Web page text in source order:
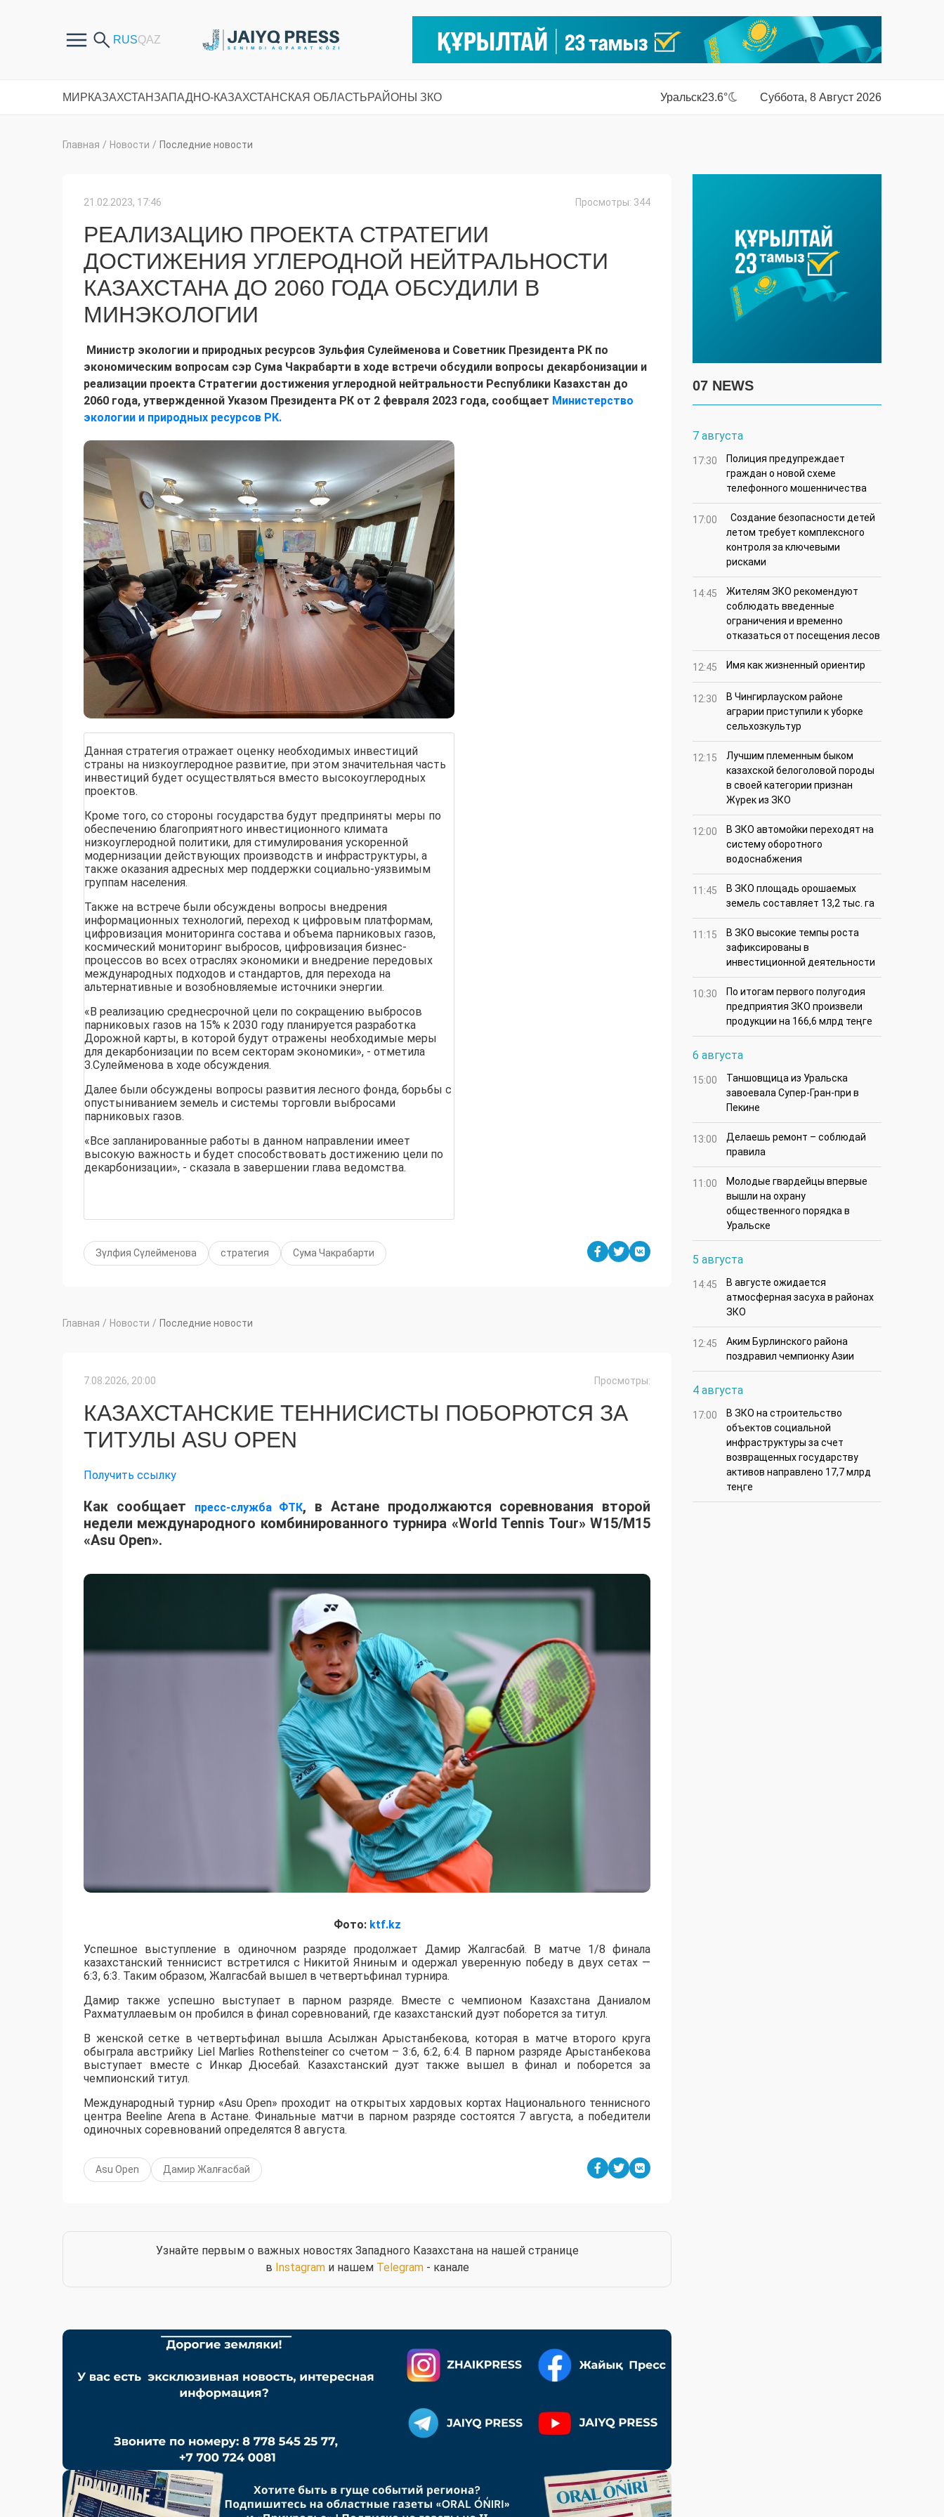
МИРКАЗАХСТАНЗАПАДНО-КАЗАХСТАНСКАЯ ОБЛАСТЬРАЙОНЫ ЗКО Уральск23.6° Суббота, 8 Август 2026
Главная / Новости / Последние новости
21.02.2023, 17:46 Просмотры: 344
РЕАЛИЗАЦИЮ ПРОЕКТА СТРАТЕГИИ
ДОСТИЖЕНИЯ УГЛЕРОДНОЙ НЕЙТРАЛЬНОСТИ
КАЗАХСТАНА ДО 2060 ГОДА ОБСУДИЛИ В
МИНЭКОЛОГИИ
Министр экологии и природных ресурсов Зульфия Сулейменова и Советник Президента РК по
экономическим вопросам сэр Сума Чакрабарти в ходе встречи обсудили вопросы декарбонизации и
реализации проекта Стратегии достижения углеродной нейтральности Республики Казахстан до
2060 года, утвержденной Указом Президента РК от 2 февраля 2023 года, сообщает Министерство
экологии и природных ресурсов РК.
Данная стратегия отражает оценку необходимых инвестиций
страны на низкоуглеродное развитие, при этом значительная часть
инвестиций будет осуществляться вместо высокоуглеродных
проектов.
Кроме того, со стороны государства будут предприняты меры по
обеспечению благоприятного инвестиционного климата
низкоуглеродной политики, для стимулирования ускоренной
модернизации действующих производств и инфраструктуры, а
также оказания адресных мер поддержки социально-уязвимым
группам населения.
Также на встрече были обсуждены вопросы внедрения
информационных технологий, переход к цифровым платформам,
цифровизация мониторинга состава и объема парниковых газов,
космический мониторинг выбросов, цифровизация бизнес-
процессов во всех отраслях экономики и внедрение передовых
международных подходов и стандартов, для перехода на
альтернативные и возобновляемые источники энергии.
«В реализацию среднесрочной цели по сокращению выбросов
парниковых газов на 15% к 2030 году планируется разработка
Дорожной карты, в которой будут отражены необходимые меры
для декарбонизации по всем секторам экономики», - отметила
З.Сулейменова в ходе обсуждения.
Далее были обсуждены вопросы развития лесного фонда, борьбы c
опустыниванием земель и системы торговли выбросами
парниковых газов.
«Все запланированные работы в данном направлении имеет
высокую важность и будет способствовать достижению цели по
декарбонизации», - сказала в завершении глава ведомства.
Зүлфия Сүлейменова стратегия Сума Чакрабарти
Главная / Новости / Последние новости
7.08.2026, 20:00 Просмотры:
КАЗАХСТАНСКИЕ ТЕННИСИСТЫ ПОБОРЮТСЯ ЗА
ТИТУЛЫ ASU OPEN
Получить ссылку
Как сообщает пресс-служба ФТК, в Астане продолжаются соревнования второй
недели международного комбинированного турнира «World Tennis Tour» W15/M15
«Asu Open».
Фото: ktf.kz
Успешное выступление в одиночном разряде продолжает Дамир Жалгасбай. В матче 1/8 финала
казахстанский теннисист встретился с Никитой Яниным и одержал уверенную победу в двух сетах —
6:3, 6:3. Таким образом, Жалгасбай вышел в четвертьфинал турнира.
Дамир также успешно выступает в парном разряде. Вместе с чемпионом Казахстана Даниалом
Рахматуллаевым он пробился в финал соревнований, где казахстанский дуэт поборется за титул.
В женской сетке в четвертьфинал вышла Асылжан Арыстанбекова, которая в матче второго круга
обыграла австрийку Liel Marlies Rothensteiner со счетом – 3:6, 6:2, 6:4. В парном разряде Арыстанбекова
выступает вместе с Инкар Дюсебай. Казахстанский дуэт также вышел в финал и поборется за
чемпионский титул.
Международный турнир «Asu Open» проходит на открытых хардовых кортах Национального теннисного
центра Beeline Arena в Астане. Финальные матчи в парном разряде состоятся 7 августа, а победители
одиночных соревнований определятся 8 августа.
Asu Open Дамир Жалғасбай
Узнайте первым о важных новостях Западного Казахстана на нашей странице
в Instagramи нашем Telegram- канале
07 NEWS
7 августа
17:30
Полиция предупреждает
граждан о новой схеме
телефонного мошенничества
17:00
Создание безопасности детей
летом требует комплексного
контроля за ключевыми
рисками
14:45
Жителям ЗКО рекомендуют
соблюдать введенные
ограничения и временно
отказаться от посещения лесов
12:45 Имя как жизненный ориентир
12:30
В Чингирлауском районе
аграрии приступили к уборке
сельхозкультур
12:15
Лучшим племенным быком
казахской белоголовой породы
в своей категории признан
Жүрек из ЗКО
12:00
В ЗКО автомойки переходят на
систему оборотного
водоснабжения
11:45
В ЗКО площадь орошаемых
земель составляет 13,2 тыс. га
11:15
В ЗКО высокие темпы роста
зафиксированы в
инвестиционной деятельности
10:30
По итогам первого полугодия
предприятия ЗКО произвели
продукции на 166,6 млрд теңге
6 августа
15:00
Таншовщица из Уральска
завоевала Супер-Гран-при в
Пекине
13:00
Делаешь ремонт – соблюдай
правила
11:00
Молодые гвардейцы впервые
вышли на охрану
общественного порядка в
Уральске
5 августа
14:45
В августе ожидается
атмосферная засуха в районах
ЗКО
12:45
Аким Бурлинского района
поздравил чемпионку Азии
4 августа
17:00
В ЗКО на строительство
объектов социальной
инфраструктуры за счет
возвращенных государству
активов направлено 17,7 млрд
теңге